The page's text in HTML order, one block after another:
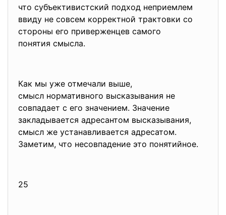
что субъективистский подход неприемлем
ввиду не совсем корректной трактовки со
стороны его приверженцев самого
понятия смысла.
Как мы уже отмечали выше,
смысл нормативного высказывания не
совпадает с его значением. Значение
закладывается адресантом высказывания,
смысл же устанавливается адресатом.
Заметим, что несовпадение это понятийное.
25